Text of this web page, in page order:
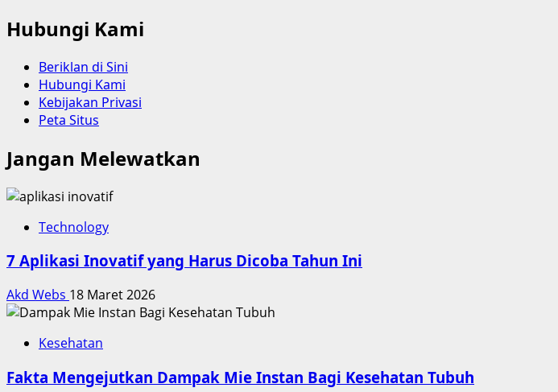
Hubungi Kami
Beriklan di Sini
Hubungi Kami
Kebijakan Privasi
Peta Situs
Jangan Melewatkan
Technology
7 Aplikasi Inovatif yang Harus Dicoba Tahun Ini
Akd Webs 18 Maret 2026
Kesehatan
Fakta Mengejutkan Dampak Mie Instan Bagi Kesehatan Tubuh